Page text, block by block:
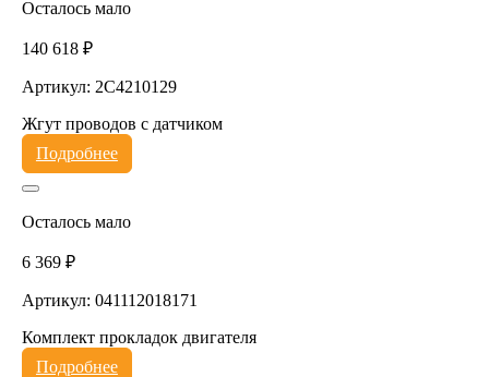
Осталось мало
140 618 ₽
Артикул: 2C4210129
Жгут проводов с датчиком
Подробнее
Осталось мало
6 369 ₽
Артикул: 041112018171
Комплект прокладок двигателя
Подробнее